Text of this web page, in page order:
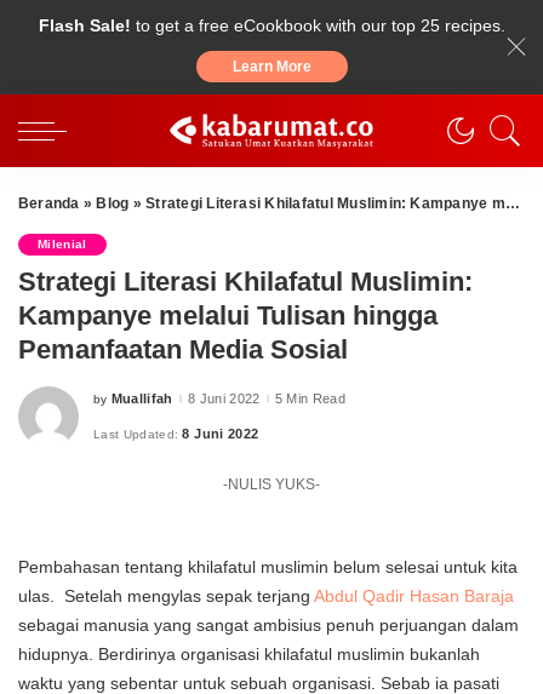
Flash Sale! to get a free eCookbook with our top 25 recipes.
Learn More
Beranda » Blog »Strategi Literasi Khilafatul Muslimin: Kampanye melalui Tulisan hingga Pemanfaatan Media Sosial
Milenial
Strategi Literasi Khilafatul Muslimin:
Kampanye melalui Tulisan hingga
Pemanfaatan Media Sosial
Posted
by Muallifah 8 Juni 2022 5 Min Read
Last Updated: 8 Juni 2022
-NULIS YUKS-
Pembahasan tentang khilafatul muslimin belum selesai untuk kita
ulas. Setelah mengylas sepak terjang Abdul Qadir Hasan Baraja
sebagai manusia yang sangat ambisius penuh perjuangan dalam
hidupnya. Berdirinya organisasi khilafatul muslimin bukanlah
waktu yang sebentar untuk sebuah organisasi. Sebab ia pasati